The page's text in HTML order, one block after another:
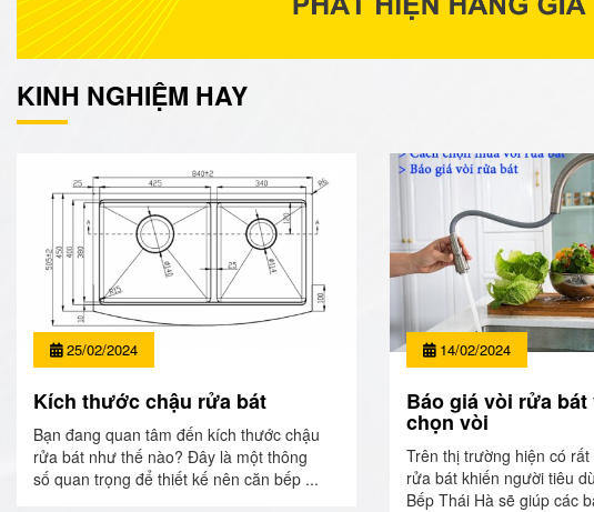
KINH NGHIỆM HAY
25/02/2024
Kích thước chậu rửa bát
Bạn đang quan tâm đến kích thước chậu
rửa bát như thế nào? Đây là một thông
số quan trọng để thiết kế nên căn bếp ...
14/02/2024
Báo giá vòi rửa bát
chọn vòi
Trên thị trường hiện có
rửa bát khiến người tiêu
Bếp Thái Hà sẽ giúp các